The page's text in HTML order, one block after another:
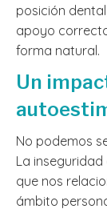
posición
apoyo
forma natural.
Un
No podemos
La
que nos
ámbito